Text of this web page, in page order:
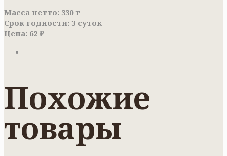
Масса нетто: 330 г
Срок годности: 3 суток
Цена: 62 ₽
Похожие
товары